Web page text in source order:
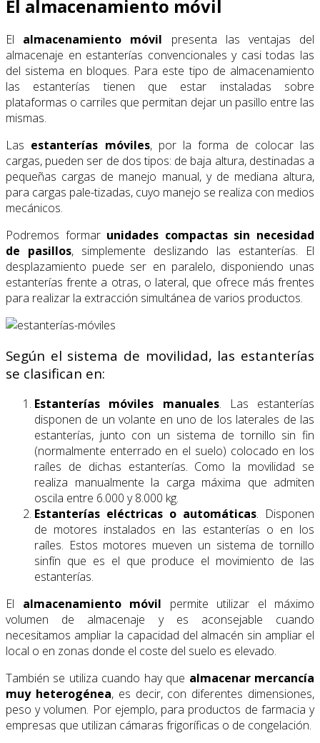
El almacenamiento móvil
El almacenamiento móvil presenta las ventajas del
almacenaje en estanterías convencionales y casi todas las
del sistema en bloques. Para este tipo de almacenamiento
las estanterías tienen que estar instaladas sobre
plataformas o carriles que permitan dejar un pasillo entre las
mismas.
Las estanterías móviles, por la forma de colocar las
cargas, pueden ser de dos tipos: de baja altura, destinadas a
pequeñas cargas de manejo manual, y de mediana altura,
para cargas pale-tizadas, cuyo manejo se realiza con medios
mecánicos.
Podremos formar unidades compactas sin necesidad
de pasillos, simplemente deslizando las estanterías. El
desplazamiento puede ser en paralelo, disponiendo unas
estanterías frente a otras, o lateral, que ofrece más frentes
para realizar la extracción simultánea de varios productos.
Según el sistema de movilidad, las estanterías
se clasifican en:
Estanterías móviles manuales. Las estanterías
disponen de un volante en uno de los laterales de las
estanterías, junto con un sistema de tornillo sin fin
(normalmente enterrado en el suelo) colocado en los
raíles de dichas estanterías. Como la movilidad se
realiza manualmente la carga máxima que admiten
oscila entre 6.000 y 8.000 kg.
Estanterías eléctricas o automáticas. Disponen
de motores instalados en las estanterías o en los
raíles. Estos motores mueven un sistema de tornillo
sinfín que es el que produce el movimiento de las
estanterías.
El almacenamiento móvil permite utilizar el máximo
volumen de almacenaje y es aconsejable cuando
necesitamos ampliar la capacidad del almacén sin ampliar el
local o en zonas donde el coste del suelo es elevado.
También se utiliza cuando hay que almacenar mercancía
muy heterogénea, es decir, con diferentes dimensiones,
peso y volumen. Por ejemplo, para productos de farmacia y
empresas que utilizan cámaras frigoríficas o de congelación.